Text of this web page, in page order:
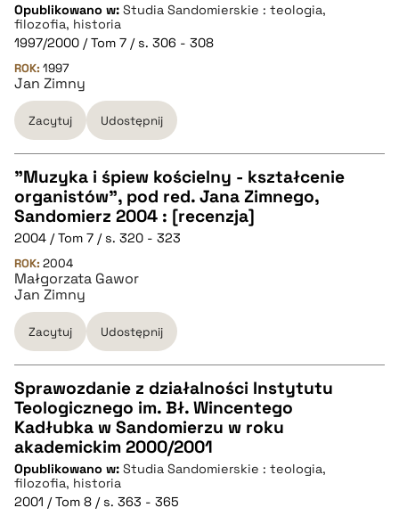
pobierz cytat
BIBTEX
pobierz cytat
Opublikowano w: Studia Sandomierskie : teologia,
filozofia, historia
1997/2000 / Tom 7 / s. 306 - 308
ROK: 1997
Jan Zimny
Zacytuj Udostępnij
CZYSTY TEKST
pobierz cytat
BIBTEX
pobierz cytat
"Muzyka i śpiew kościelny - kształcenie
organistów", pod red. Jana Zimnego,
Sandomierz 2004 : [recenzja]
2004 / Tom 7 / s. 320 - 323
ROK: 2004
Małgorzata Gawor
Jan Zimny
Zacytuj Udostępnij
CZYSTY TEKST
pobierz cytat
Sprawozdanie z działalności Instytutu
Teologicznego im. Bł. Wincentego
Kadłubka w Sandomierzu w roku
akademickim 2000/2001
Opublikowano w: Studia Sandomierskie : teologia,
filozofia, historia
2001 / Tom 8 / s. 363 - 365